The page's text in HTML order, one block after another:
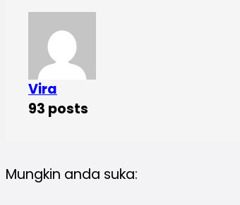
Vira
93 posts
Mungkin anda suka: